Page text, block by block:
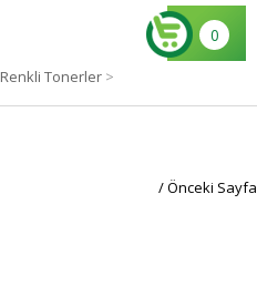
0
Renkli Tonerler >
/ Önceki Sayfa